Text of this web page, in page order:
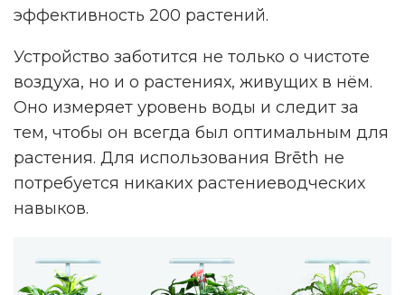
эффективность 200 растений.
Устройство заботится не только о чистоте
воздуха, но и о растениях, живущих в нём.
Оно измеряет уровень воды и следит за
тем, чтобы он всегда был оптимальным для
растения. Для использования Brēth не
потребуется никаких растениеводческих
навыков.